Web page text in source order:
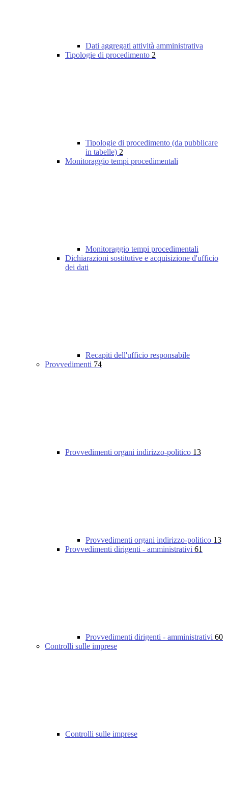
Dati aggregati attività amministrativa
Tipologie di procedimento 2
Tipologie di procedimento (da pubblicare
in tabelle) 2
Monitoraggio tempi procedimentali
Monitoraggio tempi procedimentali
Dichiarazioni sostitutive e acquisizione d'ufficio
dei dati
Recapiti dell'ufficio responsabile
Provvedimenti 74
Provvedimenti organi indirizzo-politico 13
Provvedimenti organi indirizzo-politico 13
Provvedimenti dirigenti - amministrativi 61
Provvedimenti dirigenti - amministrativi 60
Controlli sulle imprese
Controlli sulle imprese